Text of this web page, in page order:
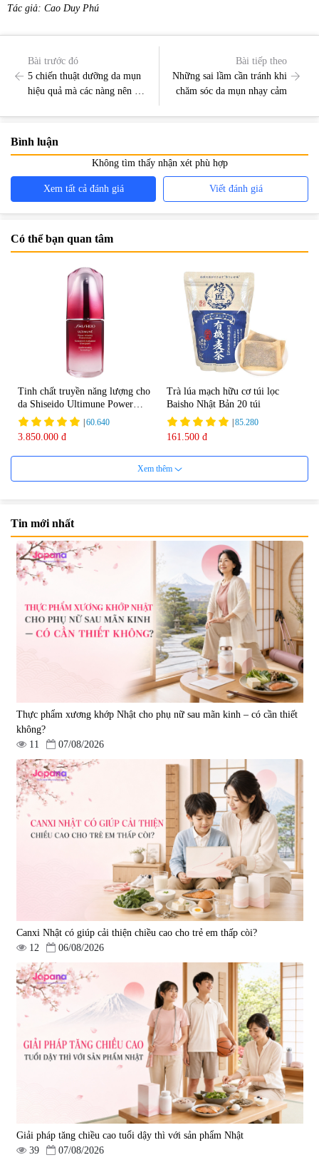
Tác giả: Cao Duy Phú
Bài trước đó
5 chiến thuật dưỡng da mụn
hiệu quả mà các nàng nên áp
Bài tiếp theo
Những sai lầm cần tránh khi
chăm sóc da mụn nhạy cảm
Bình luận
Không tìm thấy nhận xét phù hợp
Xem tất cả đánh giá Viết đánh giá
Có thể bạn quan tâm
Tinh chất truyền năng lượng cho
da Shiseido Ultimune Power
75ml
|60.640
3.850.000 đ
Trà lúa mạch hữu cơ túi lọc
Baisho Nhật Bản 20 túi
|85.280
161.500 đ
Viên uống bổ não Ribeto Shoji
| 57.920
1.450.000 đ
Viên nang uống cải thiện thị lực,
trí nhớ DHA + EPA + Flaxseed
Oil 30 viên/gói - Date 02/2027
|52.346
225.000 đ
Tẩy tế bào chết Nichiei Bussan
Nano NMN+ Peeling Gel
Luxury 200g
1.490.000 đ
Viên uống hỗ trợ bền thành
mạch, ngừa tai biến Elastin Plus
& Nattokinase Hokoen 80 viên
|0
980.000 đ
Viên uống bổ gan Ribeto Shoji
Hepaclean 60 viên
543.205
690.000 đ
Viên uống hỗ trợ cải thiện thoát
vị đĩa đệm Kyoto Has 30 viên
14.560
1.600.000 đ
Xem thêm
Tin mới nhất
Thực phẩm xương khớp Nhật cho phụ nữ sau mãn kinh – có cần thiết
không?
11
07/08/2026
Canxi Nhật có giúp cải thiện chiều cao cho trẻ em thấp còi?
12
06/08/2026
Giải pháp tăng chiều cao tuổi dậy thì với sản phẩm Nhật
39
07/08/2026